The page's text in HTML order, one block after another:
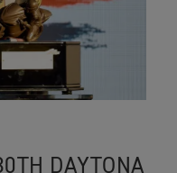
DAYTONA